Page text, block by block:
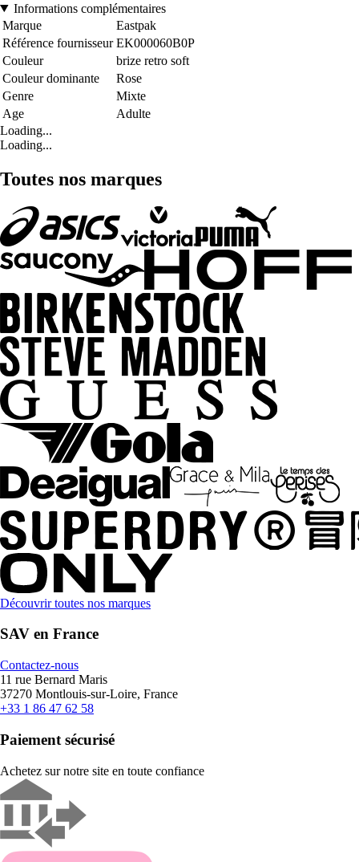
Informations complémentaires
Marque
Eastpak
Référence fournisseur EK000060B0P
Couleur
brize retro soft
Couleur dominante
Rose
Genre
Mixte
Age
Adulte
Loading...
Loading...
Toutes nos marques
Découvrir toutes nos marques
SAV en France
Contactez-nous
11 rue Bernard Maris
37270 Montlouis-sur-Loire, France
+33 1 86 47 62 58
Paiement sécurisé
Achetez sur notre site en toute confiance